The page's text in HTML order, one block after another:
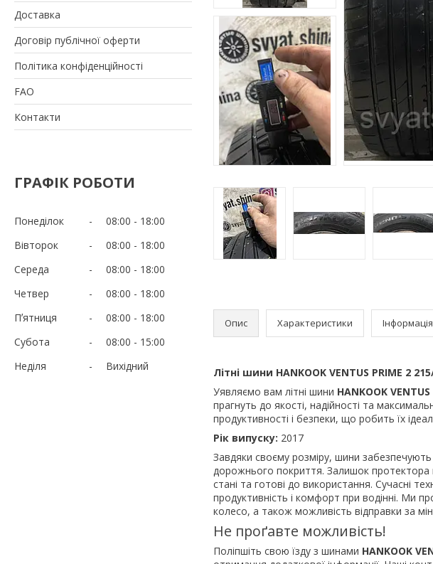
Доставка
Договір публічної оферти
Політика конфіденційності
FAO
Контакти
ГРАФІК РОБОТИ
Понеділок 08:00
18:00
Вівторок
08:00
18:00
Середа
08:00
18:00
Четвер
08:00
18:00
Пʼятниця
08:00
18:00
Субота
08:00
15:00
Неділя
Вихідний
Опис Характеристики
Літні шини HANKOOK VENTUS PRIME 2
Уявляємо вам літні шини HANKOOK VENTUS
прагнуть до якості, надійності та
продуктивності і безпеки, що робить їх
Рік випуску: 2017
Завдяки своєму розміру, шини забезпечують
дорожнього покриття. Залишок
стані та готові до використання. Сучасні
продуктивність і комфорт при водінні. Ми
колесо, а також можливість відправки за
Не проґавте можливість!
Поліпшіть свою їзду з шинами HANKOOK